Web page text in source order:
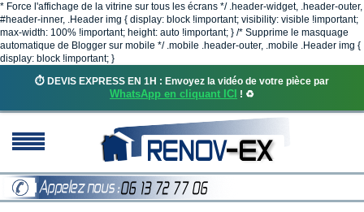
* Force l'affichage de la vitrine sur tous les écrans */ .header-widget, .header-outer,
#header-inner, .Header img { display: block !important; visibility: visible !important;
max-width: 100% !important; height: auto !important; } /* Supprime le masquage
automatique de Blogger sur mobile */ .mobile .header-outer, .mobile .Header img {
display: block !important; }
⏱️ DEVIS EXPRESS EN 1H : Envoyez la vidéo de votre pièce par
WhatsApp en cliquant ICI ! ♻️